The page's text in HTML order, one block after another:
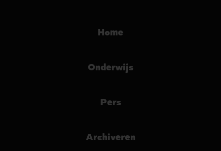
Home
Onderwijs
Pers
Archiveren